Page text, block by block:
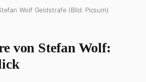
Wolf Geldstrafe (Bild: Picsum)
von Stefan Wolf: